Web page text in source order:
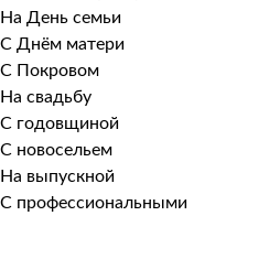
На День семьи
С Днём матери
С Покровом
На свадьбу
С годовщиной
С новосельем
На выпускной
С профессиональными